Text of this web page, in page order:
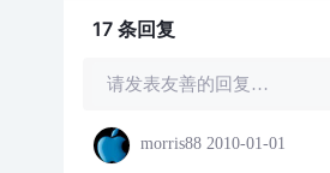
17 条回复
请发表友善的回复…
morris88 2010-01-01